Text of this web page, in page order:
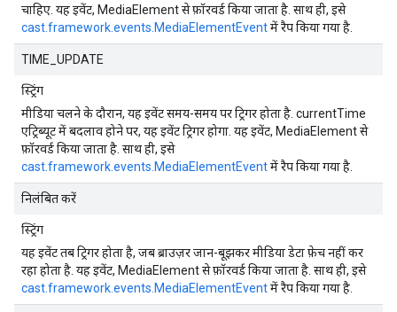
चाहिए. यह इवेंट, MediaElement से फ़ॉरवर्ड किया जाता है. साथ ही, इसे
cast.framework.events.MediaElementEventमें रैप किया गया है.
TIME_UPDATE
स्ट्रिंग
मीडिया चलने के दौरान, यह इवेंट समय-समय पर ट्रिगर होता है. currentTime
एट्रिब्यूट में बदलाव होने पर, यह इवेंट ट्रिगर होगा. यह इवेंट, MediaElement से
फ़ॉरवर्ड किया जाता है. साथ ही, इसे
cast.framework.events.MediaElementEventमें रैप किया गया है.
निलंबित करें
स्ट्रिंग
यह इवेंट तब ट्रिगर होता है, जब ब्राउज़र जान-बूझकर मीडिया डेटा फ़ेच नहीं कर
रहा होता है. यह इवेंट, MediaElement से फ़ॉरवर्ड किया जाता है. साथ ही, इसे
cast.framework.events.MediaElementEventमें रैप किया गया है.